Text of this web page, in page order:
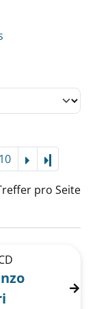
10
pro Seite
world / Enzo